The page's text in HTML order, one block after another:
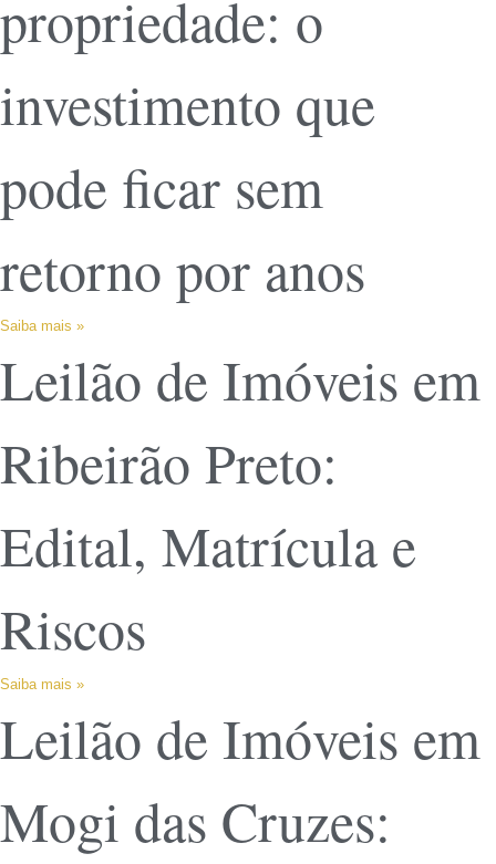
propriedade: o
investimento que
pode ficar sem
retorno por anos
Saiba mais »
Leilão de Imóveis em
Ribeirão Preto:
Edital, Matrícula e
Riscos
Saiba mais »
Leilão de Imóveis em
Mogi das Cruzes: